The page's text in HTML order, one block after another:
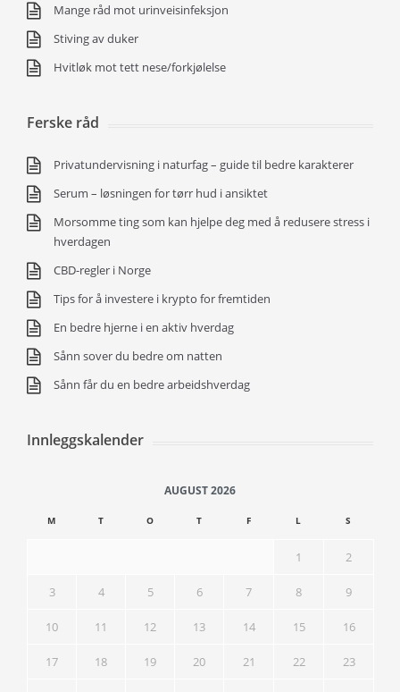
Mange råd mot urinveisinfeksjon
Stiving av duker
Hvitløk mot tett nese/forkjølelse
Ferske råd
Privatundervisning i naturfag – guide til bedre karakterer
Serum – løsningen for tørr hud i ansiktet
Morsomme ting som kan hjelpe deg med å redusere stress i
hverdagen
CBD-regler i Norge
Tips for å investere i krypto for fremtiden
En bedre hjerne i en aktiv hverdag
Sånn sover du bedre om natten
Sånn får du en bedre arbeidshverdag
Innleggskalender
AUGUST 2026
M T O T F L S
1 2
3 4 5 6 7 8 9
10 11 12 13 14 15 16
17 18 19 20 21 22 23